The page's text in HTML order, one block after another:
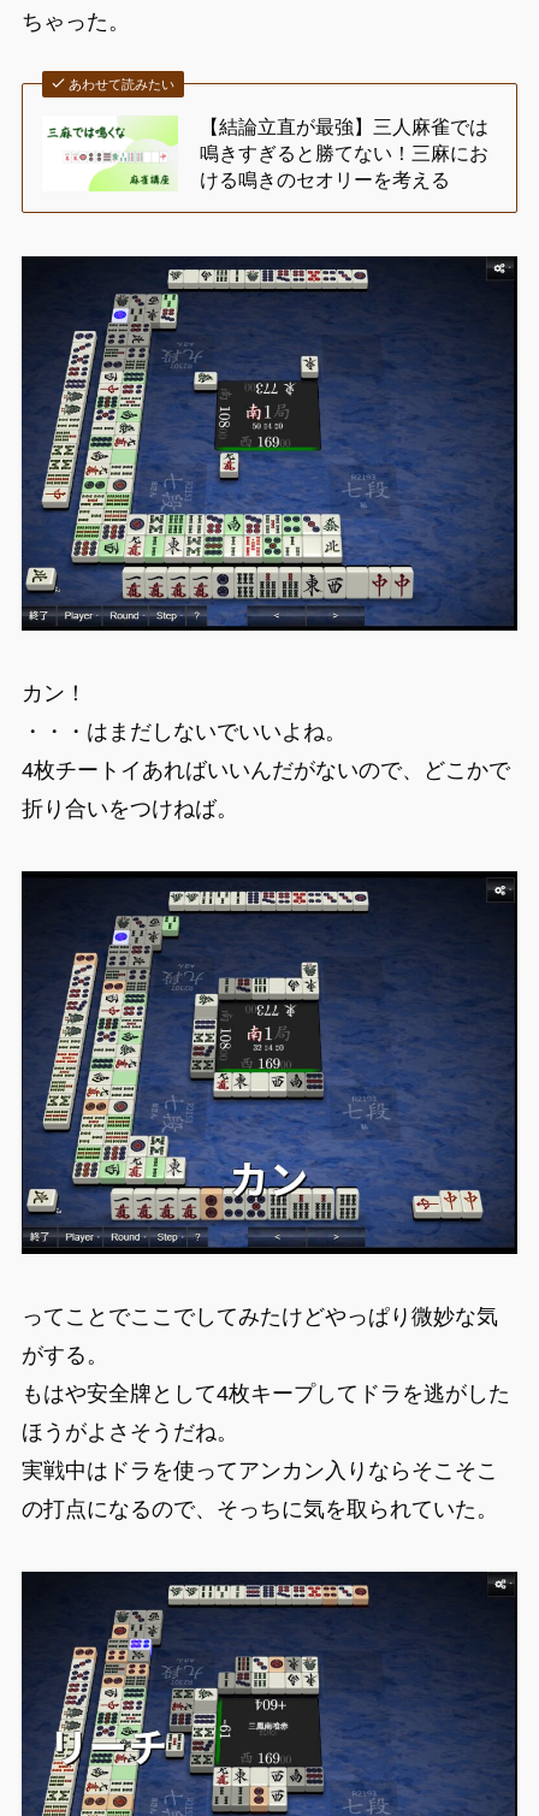
ちゃった。
あわせて読みたい
【結論立直が最強】三人麻雀では
鳴きすぎると勝てない！三麻にお
ける鳴きのセオリーを考える
カン！
・・・はまだしないでいいよね。
4枚チートイあればいいんだがないので、どこかで
折り合いをつけねば。
ってことでここでしてみたけどやっぱり微妙な気
がする。
もはや安全牌として4枚キープしてドラを逃がした
ほうがよさそうだね。
実戦中はドラを使ってアンカン入りならそこそこ
の打点になるので、そっちに気を取られていた。